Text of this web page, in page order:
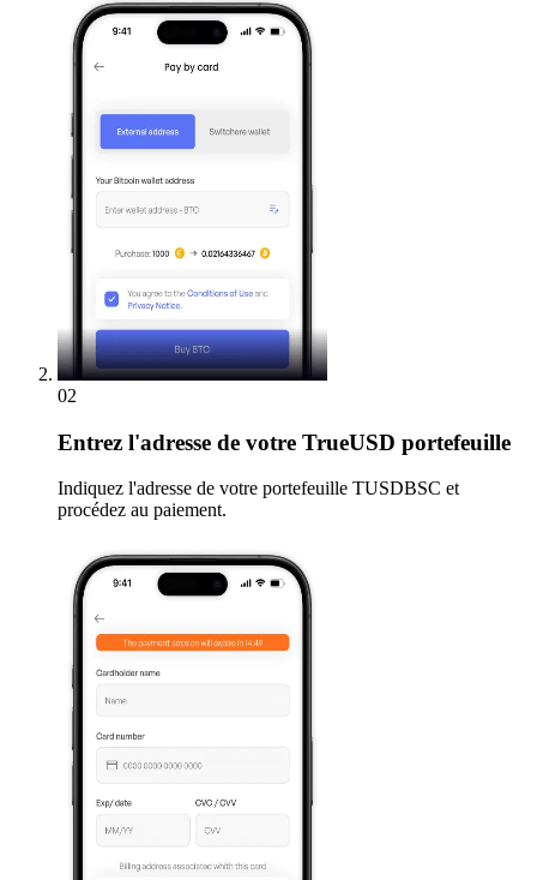
02
Entrez l'adresse de votre TrueUSD portefeuille
Indiquez l'adresse de votre portefeuille TUSDBSC et
procédez au paiement.